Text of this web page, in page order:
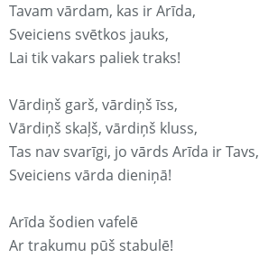
Tavam vārdam, kas ir Arīda,
Sveiciens svētkos jauks,
Lai tik vakars paliek traks!
Vārdiņš garš, vārdiņš īss,
Vārdiņš skaļš, vārdiņš kluss,
Tas nav svarīgi, jo vārds Arīda ir Tavs,
Sveiciens vārda dieniņā!
Arīda šodien vafelē
Ar trakumu pūš stabulē!